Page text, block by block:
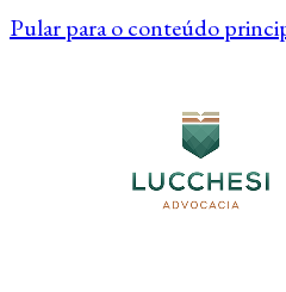
Pular para o conteúdo